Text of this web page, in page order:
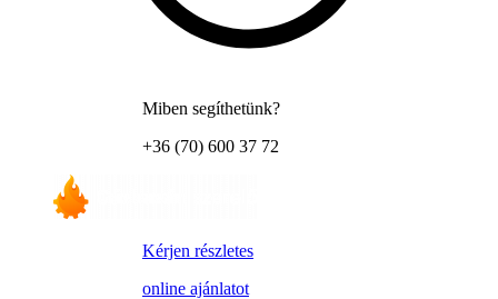
Miben segíthetünk?
+36 (70) 600 37 72
Kérjen részletes
online ajánlatot